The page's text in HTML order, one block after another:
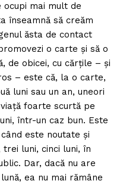
ocupi mai mult de
înseamnă să creăm
ăsta de contact
o carte și să o
de obicei, cu cărțile – şi
– este că, la o carte,
luni sau un an, uneori
foarte scurtă pe
într-un caz bun. Este
este noutate şi
luni, cinci luni, în
Dar, dacă nu are
ea nu mai rămâne